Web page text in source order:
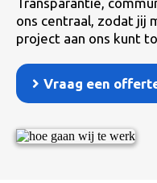
ons centraal, zodat jij
project aan ons kunt
Vraag een